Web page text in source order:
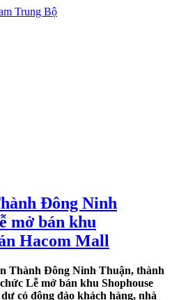
Đông Ninh
mở bán khu
Hacom Mall
Thành Đông Ninh Thuận, thành
Lễ mở bán khu Shophouse
có đông đảo khách hàng, nhà